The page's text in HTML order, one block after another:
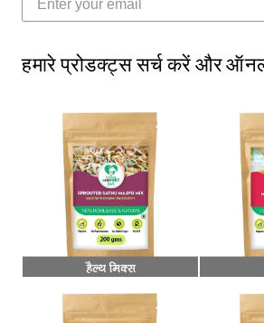
हमारे प्रोडक्ट्स सर्च करें और